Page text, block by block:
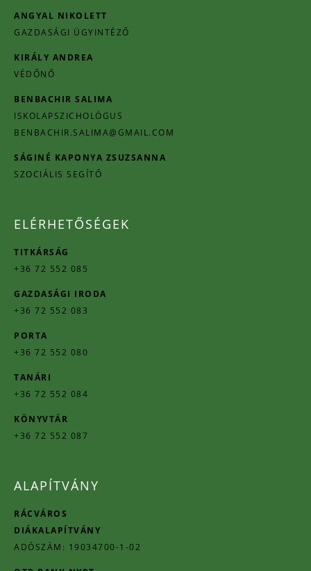
ANGYAL NIKOLETT
GAZDASÁGI ÜGYINTÉZŐ
KIRÁLY ANDREA
VÉDŐNŐ
BENBACHIR SALIMA
ISKOLAPSZICHOLÓGUS
BENBACHIR.SALIMA@GMAIL.COM
SÁGINÉ KAPONYA ZSUZSANNA
SZOCIÁLIS SEGÍTŐ
ELÉRHETŐSÉGEK
TITKÁRSÁG
+36 72 552 085
GAZDASÁGI IRODA
+36 72 552 083
PORTA
+36 72 552 080
TANÁRI
+36 72 552 084
KÖNYVTÁR
+36 72 552 087
ALAPÍTVÁNY
RÁCVÁROS
DIÁKALAPÍTVÁNY
ADÓSZÁM: 19034700-1-02